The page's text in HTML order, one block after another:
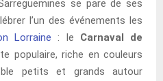
se pare de ses
l’un des événements les
Lorraine : le Carnaval de
populaire, riche en couleurs
petits et grands autour